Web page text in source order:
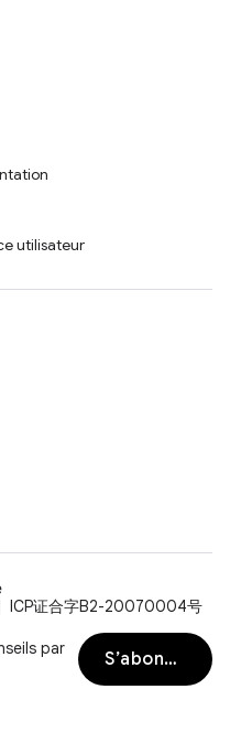
utilisateur
ICP证合字B2-20070004号
par
S’abonner